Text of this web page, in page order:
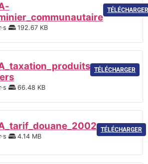
192.67 KB
TÉLÉCHARGER
66.48 KB
TÉLÉCHARGER
4.14 MB
TÉLÉCHARGER